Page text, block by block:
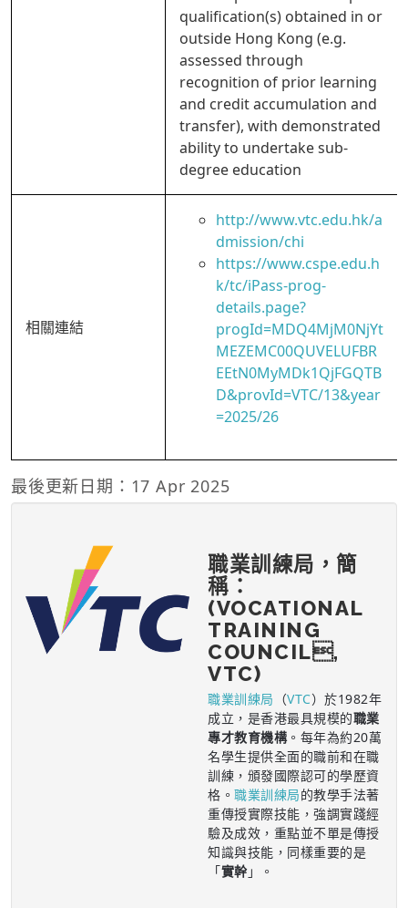
qualification(s) obtained in or
outside Hong Kong (e.g.
assessed through
recognition of prior learning
and credit accumulation and
transfer), with demonstrated
ability to undertake sub-
degree education
相關連結
http://www.vtc.edu.hk/a
dmission/chi
https://www.cspe.edu.h
k/tc/iPass-prog-
details.page?
progId=MDQ4MjM0NjYt
MEZEMC00QUVELUFBR
EEtN0MyMDk1QjFGQTB
D&provId=VTC/13&year
=2025/26
最後更新日期：17 Apr 2025
職業訓練局，簡
稱：
(VOCATIONAL
TRAINING
COUNCIL,
VTC)
職業訓練局 （VTC）於1982年
成立，是香港最具規模的職業
專才教育機構。每年為約20萬
名學生提供全面的職前和在職
訓練，頒發國際認可的學歷資
格。 職業訓練局的教學手法著
重傳授實際技能，強調實踐經
驗及成效，重點並不單是傳授
知識與技能，同樣重要的是
「實幹」。